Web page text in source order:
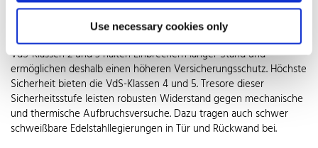
Use necessary cookies only
Edelstahlkomponenten. Tresore der VdS-Klassen 0 und 1 sind im
Privatbereich oftmals ausreichend, da sie Schutz gegen typische
Einbruchswerkzeuge und kurze Einbruchsversuche bieten. Die
VdS-Klassen 2 und 3 halten Einbrechern länger Stand und
ermöglichen deshalb einen höheren Versicherungsschutz. Höchste
Sicherheit bieten die VdS-Klassen 4 und 5. Tresore dieser
Sicherheitsstufe leisten robusten Widerstand gegen mechanische
und thermische Aufbruchsversuche. Dazu tragen auch schwer
schweißbare Edelstahllegierungen in Tür und Rückwand bei.